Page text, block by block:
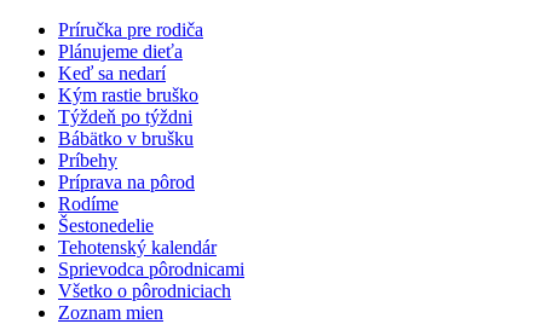
Príručka pre rodiča
Plánujeme dieťa
Keď sa nedarí
Kým rastie bruško
Týždeň po týždni
Bábätko v brušku
Príbehy
Príprava na pôrod
Rodíme
Šestonedelie
Tehotenský kalendár
Sprievodca pôrodnicami
Všetko o pôrodniciach
Zoznam mien